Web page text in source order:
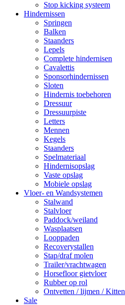
Stop kicking systeem
Hindernissen
Springen
Balken
Staanders
Lepels
Complete hindernisen
Cavalettis
Sponsorhindernissen
Sloten
Hindernis toebehoren
Dressuur
Dressuurpiste
Letters
Mennen
Kegels
Staanders
Spelmateriaal
Hindernisopslag
Vaste opslag
Mobiele opslag
Vloer- en Wandsystemen
Stalwand
Stalvloer
Paddock/weiland
Wasplaatsen
Looppaden
Recoverystallen
Stap/draf molen
Trailer/vrachtwagen
Horsefloor gietvloer
Rubber op rol
Ontvetten / lijmen / Kitten
Sale